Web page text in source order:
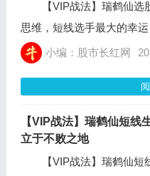
【VIP战法】瑞鹤仙
思维，短线选手最大的幸
的某句干货，能够打破你
小编：股市长红网
【VIP战法】瑞鹤仙短线
立于不败之地
【VIP战法】瑞鹤仙